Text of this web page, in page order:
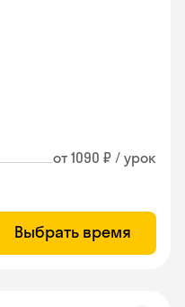
от 1090 ₽ / урок
Выбрать время